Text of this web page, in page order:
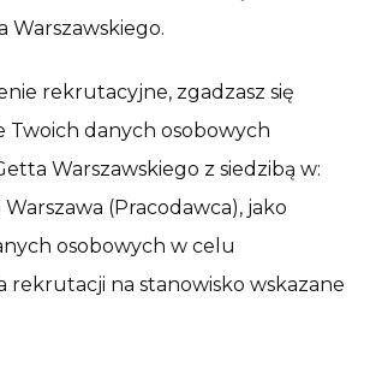
rekrutacyjne, zgadzasz się
Twoich danych osobowych
Warszawskiego z siedzibą w:
(Pracodawca), jako
osobowych w celu
rekrutacji na stanowisko wskazane